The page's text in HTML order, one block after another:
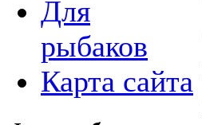
Для
рыбаков
Карта сайта